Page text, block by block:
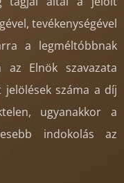
tevékenységével
a legméltóbbnak
az Elnök szavazata
száma a díj
ugyanakkor a
indokolás az